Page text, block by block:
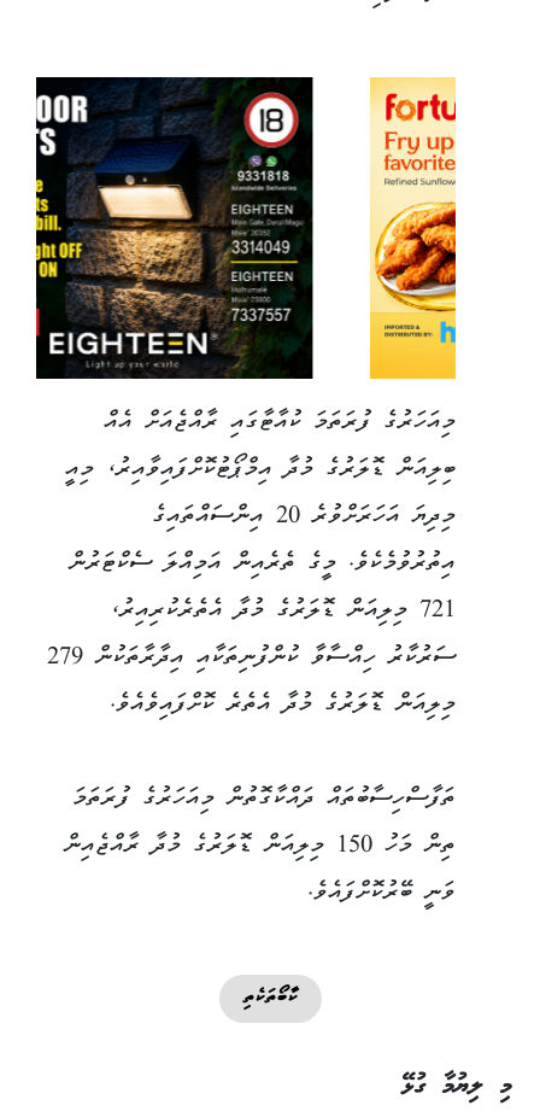
މިއަހަރުގެ ފުރަތަމަ ކުއާޓާގައި ރާއްޖެއަށް އެއް
ބިލިއަން ޑޮލަރުގެ މުދާ އިމްޕޯޓުކޮށްފައިވާއިރު، މިއީ
މިދިޔަ އަހަރަށްވުރެ 20 އިންސައްތައިގެ
އިތުރުވުމެކެވެ. މީގެ ތެރެއިން އަމިއްލަ ސެކްޓަރުން
721 މިލިއަން ޑޮލަރުގެ މުދާ އެތެރެކުރިއިރު،
ސަރުކާރު ހިއްސާވާ ކުންފުނިތަކާއި އިދާރާތަކުން 279
މިލިއަން ޑޮލަރުގެ މުދާ އެތެރެ ކޮށްފައިވެއެވެ.
ތަފާސްހިސާބުތައް ދައްކާގޮތުން މިއަހަރުގެ ފުރަތަމަ
ތިން މަހު 150 މިލިއަން ޑޮލަރުގެ މުދާ ރާއްޖެއިން
ވަނީ ބޭރުކޮށްފައެވެ.
ކާބޯތަކެތި
މި ލިޔުމާ ގުޅޭ